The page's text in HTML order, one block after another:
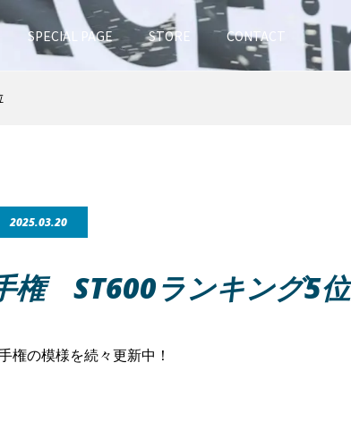
SPECIAL PAGE STORE CONTACT
2025.03.20
権 ST600ランキング5位
権の模様を続々更新中！